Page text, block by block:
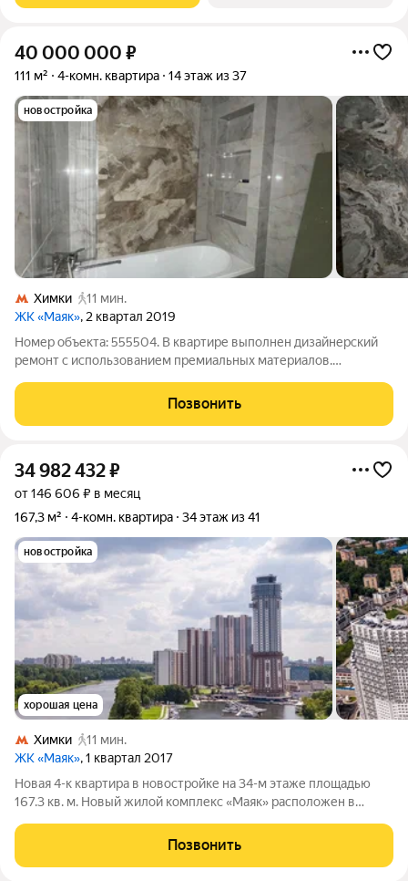
40 000 000 ₽
111 м² 4-комн. квартира 14 этаж из 37
новостройка
Химки
11 мин.
ЖК «Маяк», 2 квартал 2019
Номер объекта: 555504. В квартире выполнен дизайнерский
ремонт с использованием премиальных материалов.
на лес. Современная планировка кухни с витражными окнами
и красивым видом на реку.
Позвонить
34 982 432₽
от 146 606 ₽ в месяц
167,3 м²
4-комн. квартира 34 этаж из 41
новостройка
хорошая цена
Химки
11 мин.
ЖК «Маяк», 1 квартал 2017
Новая 4-к квартира в новостройке на 34-м этаже площадью
167.3 кв. м. Новый жилой комплекс «Маяк» расположен в
Химок. С юга и востока огромная приватная территория 10,8 га,
которая с одной
Позвонить